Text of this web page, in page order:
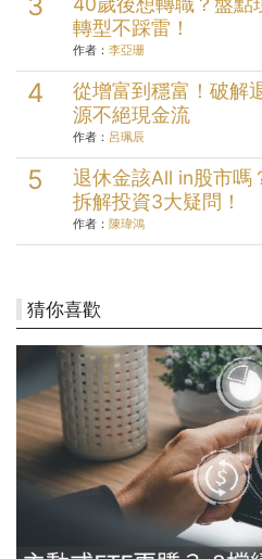
轉型不踩雷！
作者： 李亞珊
從增富到穩富！破解
源不絕現金流
作者： 呂珮辰
退休金該All in股市嗎
拆解投資3大疑問！
作者： 陳瑋鴻
猜你喜歡